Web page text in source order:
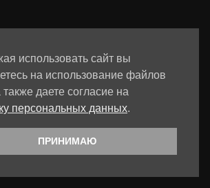
использовать сайт вы
на использование файлов
даете согласие на
персональных данных.
ПРИНИМАЮ